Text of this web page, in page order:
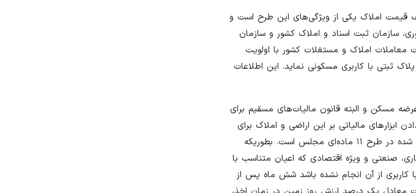
قیمت املاک یکی از ویژگی‌های این طرح است و
سازمان ثبت اسناد و املاک کشور و سازمان
معاملات املاک و مستغلات کشور با اولویت
ثبتی با کاربری مسکونی نماید. این اطلاعات
مسکن و البته قانون مالیات‌های مسقیم برای
ابزارهای مالیاتی بر این اراضی و املاک برای
تشویق سازمان‌ها به استفاده از امکانات خود در جهت رونق بازار مسکن یکی دیگر از اهداف پیش بینی شده در طرح ۱۱ ماده‌ای مجلس است. بطوریکه
صنعتی و ویژه اقتصادی که اعیان متناسب با
متناسب با کاربری از آن انجام نشده باشد شش ماه پس از